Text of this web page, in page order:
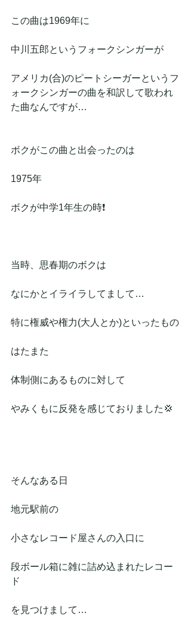
この曲は1969年に
中川五郎というフォークシンガーが
アメリカ(合)のピートシーガーというフ
ォークシンガーの曲を和訳して歌われ
た曲なんですが…
ボクがこの曲と出会ったのは
1975年
ボクが中学1年生の時❗
当時、思春期のボクは
なにかとイライラしてまして…
特に権威や権力(大人とか)といったもの
はたまた
体制側にあるものに対して
やみくもに反発を感じておりました💢
そんなある日
地元駅前の
小さなレコード屋さんの入口に
段ボール箱に雑に詰め込まれたレコー
ド
を見つけまして…